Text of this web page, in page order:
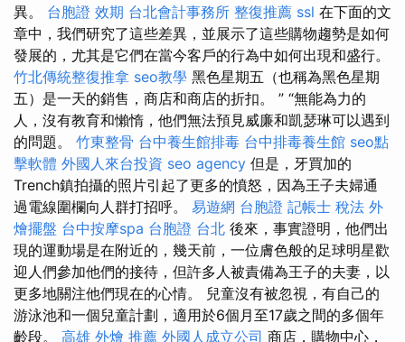
異。 台胞證 效期 台北會計事務所 整復推薦 ssl 在下面的文
章中，我們研究了這些差異，並展示了這些購物趨勢是如何
發展的，尤其是它們在當今客戶的行為中如何出現和盛行。
竹北傳統整復推拿 seo教學 黑色星期五（也稱為黑色星期
五）是一天的銷售，商店和商店的折扣。 ” “無能為力的
人，沒有教育和懶惰，他們無法預見威廉和凱瑟琳可以遇到
的問題。 竹東整骨 台中養生館排毒 台中排毒養生館 seo點
擊軟體 外國人來台投資 seo agency 但是，牙買加的
Trench鎮拍攝的照片引起了更多的憤怒，因為王子夫婦通
過電線圍欄向人群打招呼。 易遊網 台胞證 記帳士 稅法 外
燴擺盤 台中按摩spa 台胞證 台北 後來，事實證明，他們出
現的運動場是在附近的，幾天前，一位膚色般的足球明星歡
迎人們參加他們的接待，但許多人被責備為王子的夫妻，以
更多地關注他們現在的心情。 兒童沒有被忽視，有自己的
游泳池和一個兒童計劃，適用於6個月至17歲之間的多個年
齡段。 高雄 外燴 推薦 外國人成立公司 商店，購物中心，